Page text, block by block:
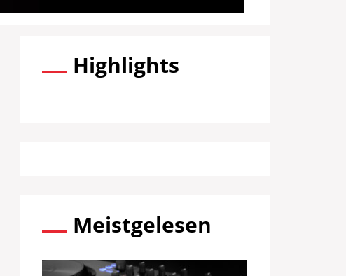
Highlights
Meistgelesen